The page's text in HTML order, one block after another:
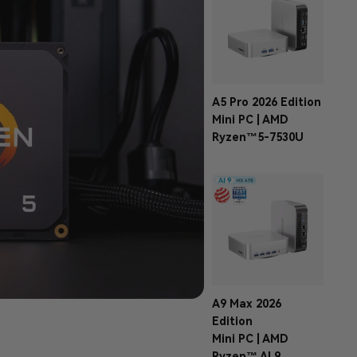
A5 Pro 2026 Edition
Mini PC | AMD
Ryzen™5-7530U
A9 Max 2026
Edition
Mini PC | AMD